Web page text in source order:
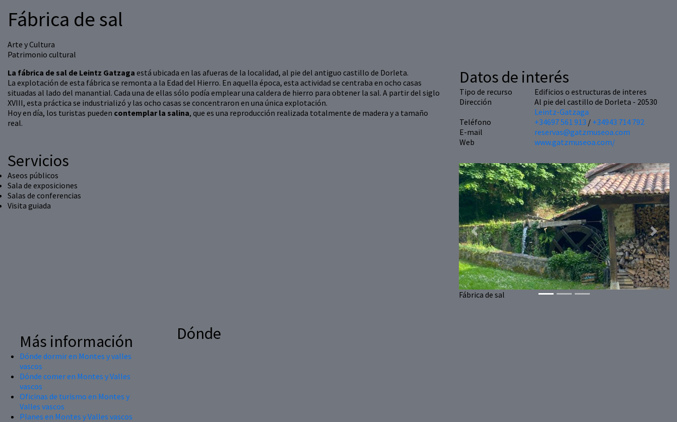
Fábrica de sal
Arte y Cultura
Patrimonio cultural
La fábrica de sal de Leintz Gatzaga está ubicada en las afueras de la localidad, al pie del antiguo castillo de Dorleta.
La explotación de esta fábrica se remonta a la Edad del Hierro. En aquella época, esta actividad se centraba en ocho casas
situadas al lado del manantial. Cada una de ellas sólo podía emplear una caldera de hierro para obtener la sal. A partir del siglo
XVIII, esta práctica se industrializó y las ocho casas se concentraron en una única explotación.
Hoy en día, los turistas pueden contemplar la salina, que es una reproducción realizada totalmente de madera y a tamaño
real.
Datos de interés
Tipo de recurso
Edificios o estructuras de interes
Dirección
Al pie del castillo de Dorleta - 20530
Leintz-Gatzaga
Teléfono
+34697 561 913 / +34943 714 792
E-mail
reservas@gatzmuseoa.com
Web
www.gatzmuseoa.com/
Servicios
Aseos públicos
Sala de exposiciones
Salas de conferencias
Visita guiada
Fábrica de sal
Previous Next
Más información
Dónde dormir en Montes y valles
vascos
Dónde comer en Montes y Valles
vascos
Oficinas de turismo en Montes y
Valles vascos
Planes en Montes y Valles vascos
Dónde